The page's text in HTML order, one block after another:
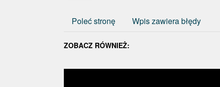
Poleć stronę Wpis zawiera błędy
ZOBACZ RÓWNIEŻ: